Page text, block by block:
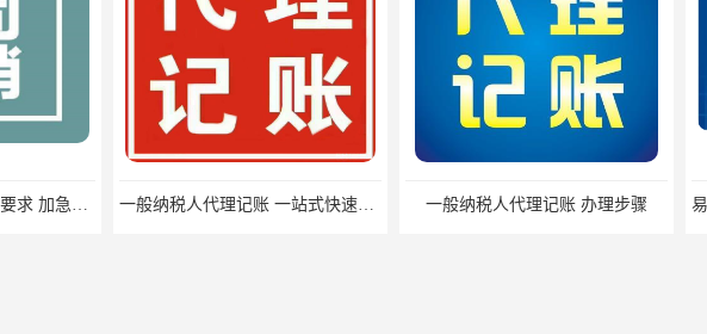
一般纳税人代理记账 一站式快速办理 一般纳税人代理记账 办理步骤 易俗河税务申报材料 小规模纳税人税务注销 一站式服务